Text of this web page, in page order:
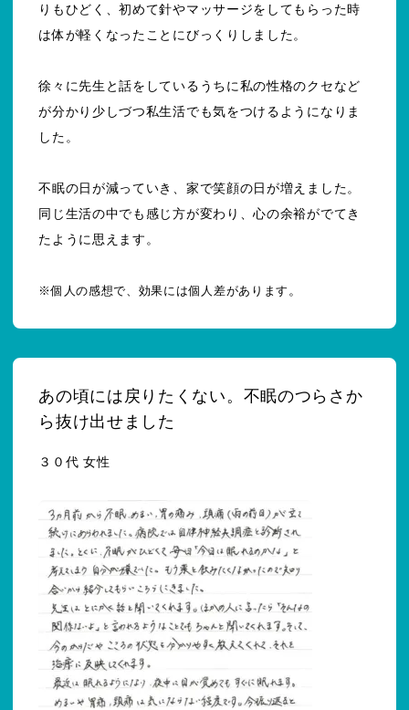
りもひどく、初めて針やマッサージをしてもらった時
は体が軽くなったことにびっくりしました。
徐々に先生と話をしているうちに私の性格のクセなど
が分かり少しづつ私生活でも気をつけるようになりま
した。
不眠の日が減っていき、家で笑顔の日が増えました。
同じ生活の中でも感じ方が変わり、心の余裕がでてき
たように思えます。
※個人の感想で、効果には個人差があります 。
あの頃には戻りたくない。不眠のつらさか
ら抜け出せました
３０代 女性